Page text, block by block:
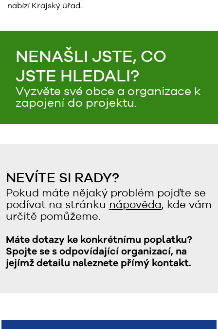
nabízí Krajský úřad.
NENAŠLI JSTE, CO
JSTE HLEDALI?
Vyzvěte své obce a organizace k
zapojení do projektu.
NEVÍTE SI RADY?
Pokud máte nějaký problém pojďte se
podívat na stránku nápověda, kde vám
určitě pomůžeme.
Máte dotazy ke konkrétnímu poplatku?
Spojte se s odpovídající organizací, na
jejímž detailu naleznete přímý kontakt.